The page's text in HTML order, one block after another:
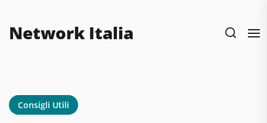
theNetwork Italia
Consigli Utili